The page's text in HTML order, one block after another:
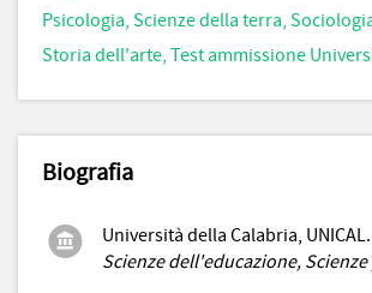
Psicologia, Scienze della terra,
Storia dell'arte, Test ammissione
Biografia
Università della Calabria, UNICAL.
Scienze dell'educazione,